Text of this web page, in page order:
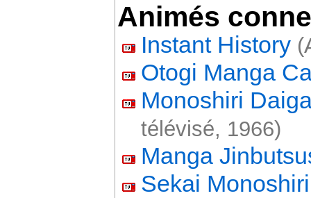
Animés
Instant History
Otogi Manga
Monoshiri
télévisé, 1966)
Manga
Sekai